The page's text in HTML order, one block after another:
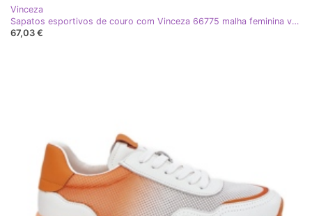
Vinceza
Sapatos esportivos de couro com Vinceza 66775 malha feminina verde
67,03 €